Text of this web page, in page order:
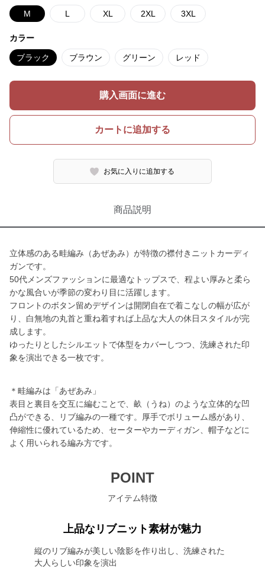
M L XL 2XL 3XL
カラー
ブラック ブラウン グリーン レッド
購入画面に進む
カートに追加する
お気に入りに追加する
商品説明
立体感のある畦編み（あぜあみ）が特徴の襟付きニットカーディ
ガンです。
50代メンズファッションに最適なトップスで、程よい厚みと柔ら
かな風合いが季節の変わり目に活躍します。
フロントのボタン留めデザインは開閉自在で着こなしの幅が広が
り、白無地の丸首と重ね着すれば上品な大人の休日スタイルが完
成します。
ゆったりとしたシルエットで体型をカバーしつつ、洗練された印
象を演出できる一枚です。
＊畦編みは「あぜあみ」
表目と裏目を交互に編むことで、畝（うね）のような立体的な凹
凸ができる、リブ編みの一種です。厚手でボリューム感があり、
伸縮性に優れているため、セーターやカーディガン、帽子などに
よく用いられる編み方です。
POINT
アイテム特徴
上品なリブニット素材が魅力
縦のリブ編みが美しい陰影を作り出し、洗練された
大人らしい印象を演出